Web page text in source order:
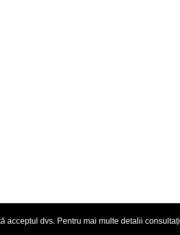
acceptul dvs. Pentru mai multe detalii consultați